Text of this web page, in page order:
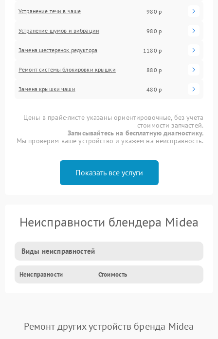
Устранение течи в чаше 980 р
Устранение шумов и вибрации 980 р
Замена шестеренок редуктора 1180 р
Ремонт системы блокировки крышки 880 р
Замена крышки чаши 480 р
Цены в прайс-листе указаны ориентировочные, без учета
стоимости запчастей.
Записывайтесь на бесплатную диагностику.
Мы проверим ваше устройство и укажем на неисправность.
Показать все услуги
Неисправности блендера Midea
Виды неисправностей
Неисправности Стоимость
Ремонт других устройств бренда Midea